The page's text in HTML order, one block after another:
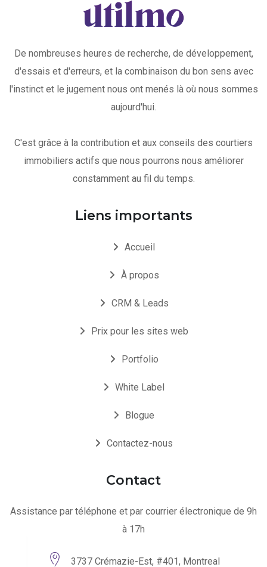
De nombreuses heures de recherche, de développement,
d'essais et d'erreurs, et la combinaison du bon sens avec
l'instinct et le jugement nous ont menés là où nous sommes
aujourd'hui.
C'est grâce à la contribution et aux conseils des courtiers
immobiliers actifs que nous pourrons nous améliorer
constamment au fil du temps.
Liens importants
Accueil
À propos
CRM & Leads
Prix pour les sites web
Portfolio
White Label
Blogue
Contactez-nous
Contact
Assistance par téléphone et par courrier électronique de 9h
à 17h
3737 Crémazie-Est, #401, Montreal